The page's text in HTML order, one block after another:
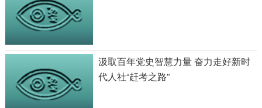
汲取百年党史智慧力量 奋力走好新时
代人社“赶考之路”